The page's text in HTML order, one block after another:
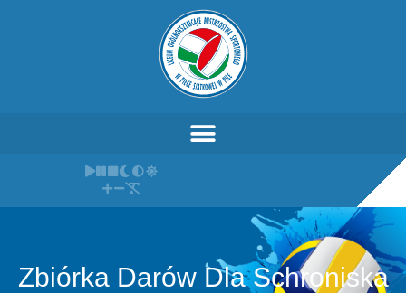
Zbiórka Darów Dla Schroniska